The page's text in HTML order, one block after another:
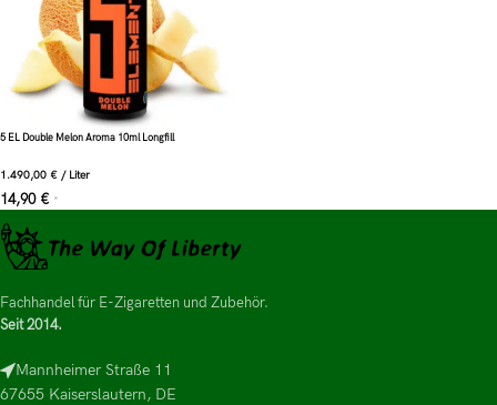
5 EL Double Melon Aroma 10ml Longfill
1.490,00 € / Liter
14,90 € *
Fachhandel für E-Zigaretten und Zubehör.
Seit 2014.
Mannheimer Straße 11
67655 Kaiserslautern, DE